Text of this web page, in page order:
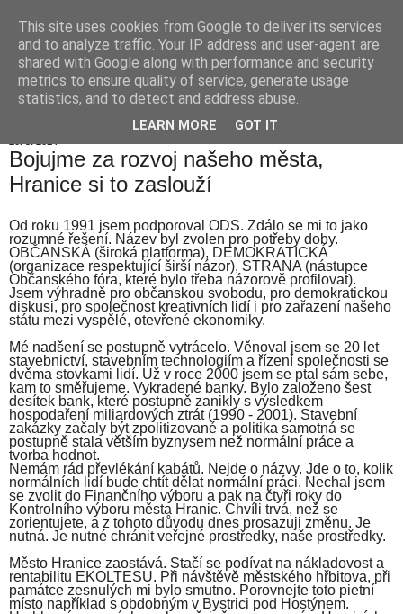
Hranické listy
Bojujme za rozvoj našeho města,
Hranice si to zaslouží
Od roku 1991 jsem podporoval ODS. Zdálo se mi to jako
rozumné řešení. Název byl zvolen pro potřeby doby.
OBČANSKÁ (široká platforma), DEMOKRATICKÁ
(organizace respektující širší názor), STRANA (nástupce
Občanského fóra, které bylo třeba názorově profilovat).
Jsem výhradně pro občanskou svobodu, pro demokratickou
diskusi, pro společnost kreativních lidí i pro zařazení našeho
státu mezi vyspělé, otevřené ekonomiky.
Mé nadšení se postupně vytrácelo. Věnoval jsem se 20 let
stavebnictví, stavebním technologiím a řízení společnosti se
dvěma stovkami lidí. Už v roce 2000 jsem se ptal sám sebe,
kam to směřujeme. Vykradené banky. Bylo založeno šest
desítek bank, které postupně zanikly s výsledkem
hospodaření miliardových ztrát (1990 - 2001). Stavební
zakázky začaly být zpolitizované a politika samotná se
postupně stala větším byznysem než normální práce a
tvorba hodnot.
Nemám rád převlékání kabátů. Nejde o názvy. Jde o to, kolik
normálních lidí bude chtít dělat normální práci. Nechal jsem
se zvolit do Finančního výboru a pak na čtyři roky do
Kontrolního výboru města Hranic. Chvíli trvá, než se
zorientujete, a z tohoto důvodu dnes prosazuji změnu. Je
nutná. Je nutné chránit veřejné prostředky, naše prostředky.
Město Hranice zaostává. Stačí se podívat na nákladovost a
rentabilitu EKOLTESU. Při návštěvě městského hřbitova, při
památce zesnulých mi bylo smutno. Porovnejte toto pietní
místo například s obdobným v Bystrici pod Hostýnem.
This site uses cookies from Google to deliver its services
and to analyze traffic. Your IP address and user-agent are
shared with Google along with performance and security
metrics to ensure quality of service, generate usage
statistics, and to detect and address abuse.
LEARN MORE GOT IT